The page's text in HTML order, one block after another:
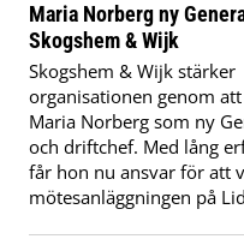
Maria Norberg ny
Skogshem & Wijk
Skogshem & Wijk stärker
organisationen genom
Maria Norberg som ny
och driftchef. Med lång
får hon nu ansvar för att
mötesanläggningen på